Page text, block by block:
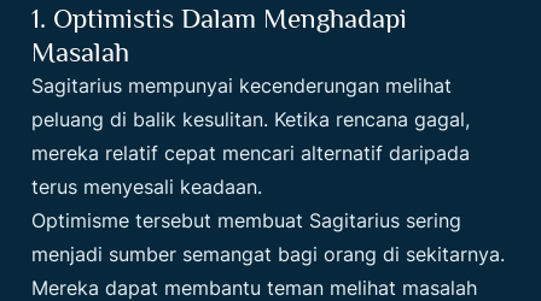
1. Optimistis Dalam Menghadapi
Masalah
Sagitarius mempunyai kecenderungan melihat
peluang di balik kesulitan. Ketika rencana gagal,
mereka relatif cepat mencari alternatif daripada
terus menyesali keadaan.
Optimisme tersebut membuat Sagitarius sering
menjadi sumber semangat bagi orang di sekitarnya.
Mereka dapat membantu teman melihat masalah